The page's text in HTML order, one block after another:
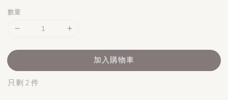
數量
加入購物車
只剩 2 件